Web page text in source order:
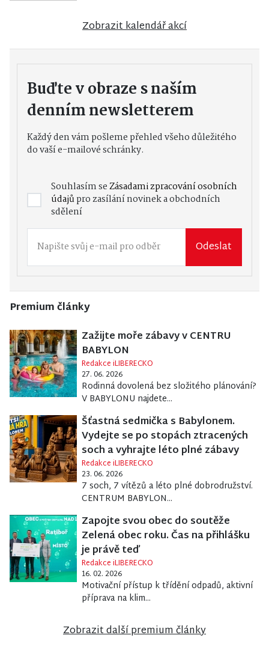
Zobrazit kalendář akcí
Buďte v obraze s naším
denním newsletterem
Každý den vám pošleme přehled všeho důležitého
do vaší e-mailové schránky.
Souhlasím seZásadami zpracování osobních
údajůpro zasílání novinek a obchodních
sdělení
Odeslat
Premium články
Zažijte moře zábavy v CENTRU
BABYLON
Redakce iLIBERECKO
27. 06. 2026
Rodinná dovolená bez složitého plánování?
V BABYLONU najdete...
Šťastná sedmička s Babylonem.
Vydejte se po stopách ztracených
soch a vyhrajte léto plné zábavy
Redakce iLIBERECKO
23. 06. 2026
7 soch, 7 vítězů a léto plné dobrodružství.
CENTRUM BABYLON...
Zapojte svou obec do soutěže
Zelená obec roku. Čas na přihlášku
je právě teď
Redakce iLIBERECKO
16. 02. 2026
Motivační přístup k třídění odpadů, aktivní
příprava na klim...
Zobrazit další premium články